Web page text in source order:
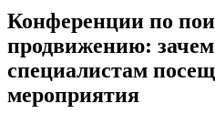
Конференции по
продвижению:
специалистам
мероприятия